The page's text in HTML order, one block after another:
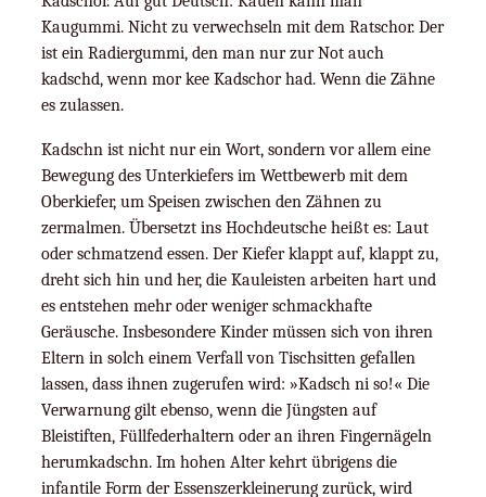
Kaugummi. Nicht zu verwechseln mit dem Ratschor. Der
ist ein Radiergummi, den man nur zur Not auch
kadschd, wenn mor kee Kadschor had. Wenn die Zähne
es zulassen.
Kadschn ist nicht nur ein Wort, sondern vor allem eine
Bewegung des Unterkiefers im Wettbewerb mit dem
Oberkiefer, um Speisen zwischen den Zähnen zu
zermalmen. Übersetzt ins Hochdeutsche heißt es: Laut
oder schmatzend essen. Der Kiefer klappt auf, klappt zu,
dreht sich hin und her, die Kauleisten arbeiten hart und
es entstehen mehr oder weniger schmackhafte
Geräusche. Insbesondere Kinder müssen sich von ihren
Eltern in solch einem Verfall von Tischsitten gefallen
lassen, dass ihnen zugerufen wird: »Kadsch ni so!« Die
Verwarnung gilt ebenso, wenn die Jüngsten auf
Bleistiften, Füllfederhaltern oder an ihren Fingernägeln
herumkadschn. Im hohen Alter kehrt übrigens die
infantile Form der Essenszerkleinerung zurück, wird